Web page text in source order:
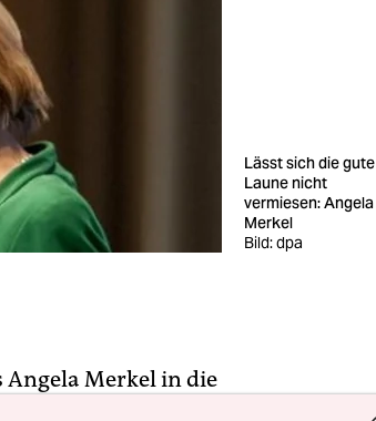
Lässt sich die gute
Laune nicht
vermiesen: Angela
Merkel
Bild: dpa
Angela Merkel in die